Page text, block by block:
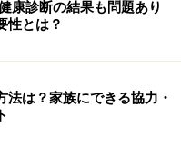
きた日常的な習慣をや
い感じがするもので
や、長年見ていたテレ
かべていただければと
の生活に必ずしも必要
り寂しく、名残惜しい
康診断の結果も問題あり
性とは？
法は？家族にできる協力・